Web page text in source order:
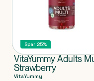
Spar 25%
VitaYummy Adults
Strawberry
VitaYummy